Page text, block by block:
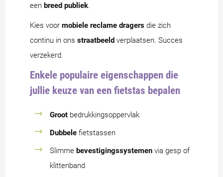
een breed publiek
Kies voor mobiele reclame dragers die zich
continu in ons straatbeeld verplaatsen. Succes
verzekerd.
Enkele populaire eigenschappen die
jullie keuze van een fietstas bepalen
Groot bedrukkingsoppervlak
Dubbele fietstassen
Slimme bevestigingssystemen via gesp of
klittenband